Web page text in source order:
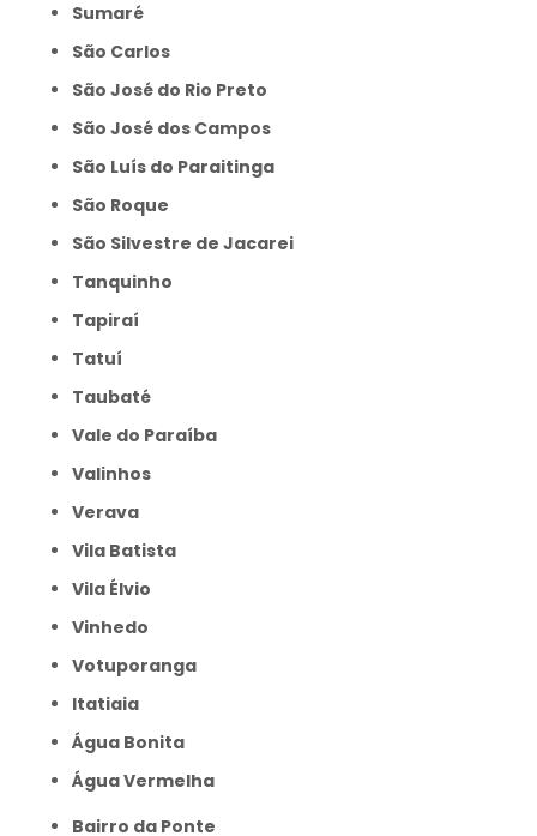
Sumaré
São Carlos
São José do Rio Preto
São José dos Campos
São Luís do Paraitinga
São Roque
São Silvestre de Jacarei
Tanquinho
Tapiraí
Tatuí
Taubaté
Vale do Paraíba
Valinhos
Verava
Vila Batista
Vila Élvio
Vinhedo
Votuporanga
itatiaia
Água Bonita
Água Vermelha
Bairro da Ponte